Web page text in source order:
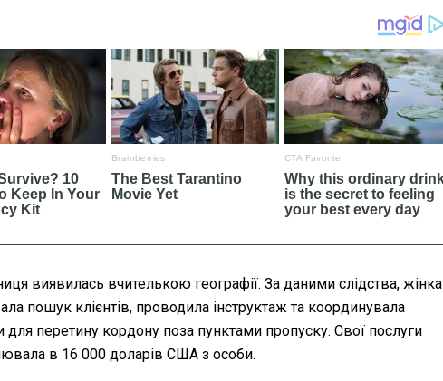
виявилась вчителькою географії. За даними слідства, жінка
пошук клієнтів, проводила інструктаж та координувала
перетину кордону поза пунктами пропуску. Свої послуги
в 16 000 доларів США з особи.